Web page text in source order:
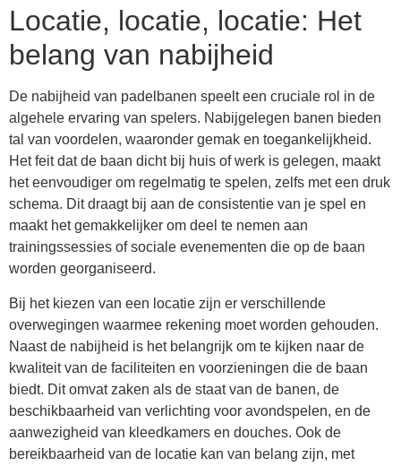
Locatie, locatie, locatie: Het
belang van nabijheid
De nabijheid van padelbanen speelt een cruciale rol in de
algehele ervaring van spelers. Nabijgelegen banen bieden
tal van voordelen, waaronder gemak en toegankelijkheid.
Het feit dat de baan dicht bij huis of werk is gelegen, maakt
het eenvoudiger om regelmatig te spelen, zelfs met een druk
schema. Dit draagt bij aan de consistentie van je spel en
maakt het gemakkelijker om deel te nemen aan
trainingssessies of sociale evenementen die op de baan
worden georganiseerd.
Bij het kiezen van een locatie zijn er verschillende
overwegingen waarmee rekening moet worden gehouden.
Naast de nabijheid is het belangrijk om te kijken naar de
kwaliteit van de faciliteiten en voorzieningen die de baan
biedt. Dit omvat zaken als de staat van de banen, de
beschikbaarheid van verlichting voor avondspelen, en de
aanwezigheid van kleedkamers en douches. Ook de
bereikbaarheid van de locatie kan van belang zijn, met